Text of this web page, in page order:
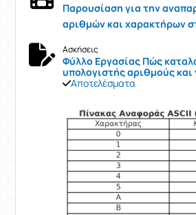
Παρουσίαση για την
αριθμών και χαρακτήρων
Ασκήσεις
Φύλλο Εργασίας Πώς
υπολογιστής αριθμούς
Αποτελέσματα